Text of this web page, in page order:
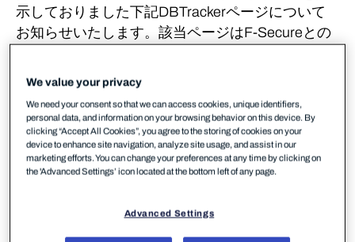
示しておりました下記DBTrackerページについて
お知らせいたします。該当ページはF-Secureとの
無くなっております。該当ページはメンテナンス
https://dbtracker.f-secure.com/
昨今のアンチウイルスソフトにおいてはパターン
ファイル適用頻度は以前より重要ではなく、ゼロ
等での検知とセキュリティクラウド(即時更新のオ
We value your privacy
We need your consent so that we can access cookies, unique identifiers,
personal data, and information on your browsing behavior on this device. By
clicking “Accept All Cookies”, you agree to the storing of cookies on your
device to enhance site navigation, analyze site usage, and assist in our
marketing efforts. You can change your preferences at any time by clicking on
the 'Advanced Settings’ icon located at the bottom left of any page.
Advanced Settings